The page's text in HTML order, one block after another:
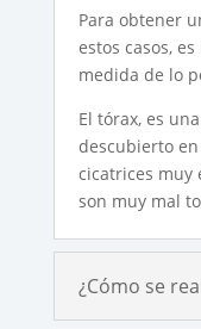
Para obtener
estos casos,
medida de lo
El tórax, es
descubierto
cicatrices muy
son muy mal
¿Cómo se